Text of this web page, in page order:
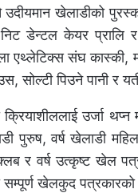
खेलाडीको
डेन्टल केयर प्रालि र
एथ्लेटिक्स संघ कास्की,
सोल्टी पिउने पानी
उर्जा
पुरुष, वर्ष खेलाडी
र वर्ष उत्कृष्ट खेल
खेलकुद पत्रकारको